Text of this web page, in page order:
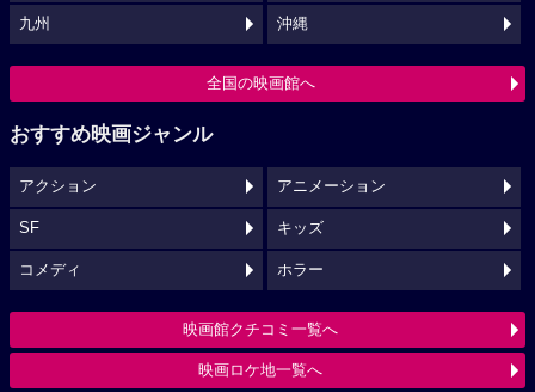
九州 沖縄
全国の映画館へ
おすすめ映画ジャンル
アクション アニメーション
SF キッズ
コメディ ホラー
映画館クチコミ一覧へ
映画ロケ地一覧へ